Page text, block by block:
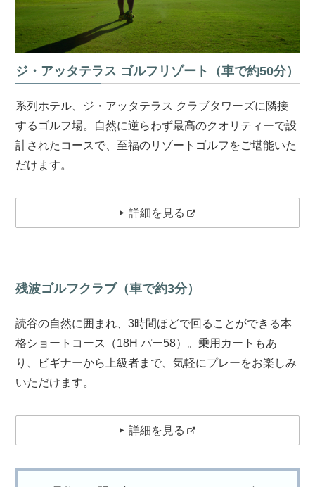
ジ・アッタテラス ゴルフリゾート（車で約50分）
系列ホテル、ジ・アッタテラス クラブタワーズに隣接
するゴルフ場。自然に逆らわず最高のクオリティーで設
計されたコースで、至福のリゾートゴルフをご堪能いた
だけます。
詳細を見る
残波ゴルフクラブ（車で約3分）
読谷の自然に囲まれ、3時間ほどで回ることができる本
格ショートコース（18H パー58）。乗用カートもあ
り、ビギナーから上級者まで、気軽にプレーをお楽しみ
いただけます。
詳細を見る